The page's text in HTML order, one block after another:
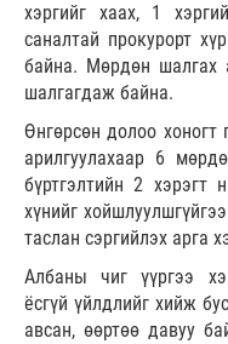
хэргийг хаах, 1
саналтай прокурорт
байна. Мөрдөн шалгах
шалгагдаж байна.
Өнгөрсөн долоо хоногт
арилгуулахаар 6
бүртгэлтийн 2 хэрэгт
хүнийг
таслан сэргийлэх арга
Албаны чиг үүргээ
ёсгүй үйлдлийг хийж
авсан, өөртөө давуу